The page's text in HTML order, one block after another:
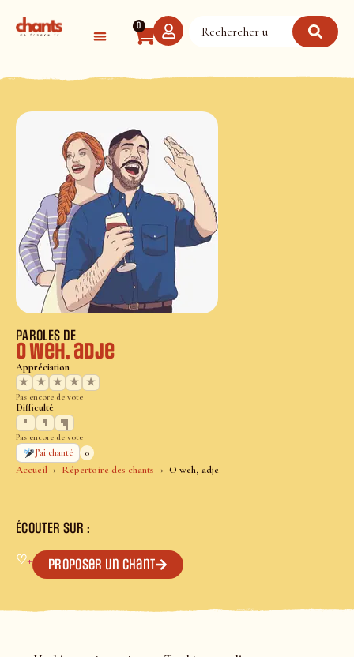
0
Accueil Répertoire des chants O weh, adje
PAROLES DE
O weh, adje
Appréciation
★
★ ★ ★ ★
Pas encore de vote
Difficulté
Pas encore de vote
J’ai chanté
0
ÉCOUTER SUR :
♡+ Proposer un chant